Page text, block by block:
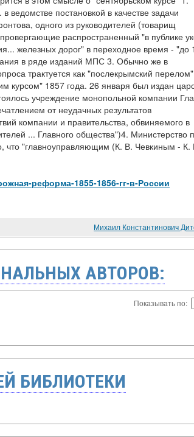
ведомстве постановкой в качестве задачи
одного из руководителей (товарищ
распространенный "в публике
железных дорог" в переходное время - "до
в ряде изданий МПС 3. Обычно же в
трактуется как "послекрымский
курсом" 1857 года. 26 января был издан
учреждение монопольной компании
от неудачных результатов
компании и правительства, обвиняемого в
... Главного общества")4. Министерство
что "главноуправляющим (К. В. Чевкиным - К.
реформа-1855-1856-гг-в-России
Михаил Константинович
АВТОРОВ:
Показывать по:
БИБЛИОТЕКИ